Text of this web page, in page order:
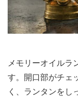
メモリーオイルラ
す。開口部がチェ
く、ランタンをし